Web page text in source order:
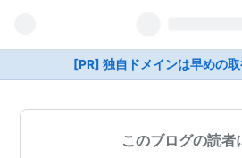
[PR] 独自ドメインは早めの取
このブログの読者